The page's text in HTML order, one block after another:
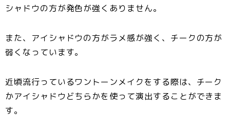
シャドウの方が発色が強くありません。
また、 アイシャドウの方がラメ感が強く、チークの方が
弱く なっています。
近頃流行っているワントーンメイクをする際は、チーク
かアイシャドウどちらかを使って演出することができま
す。